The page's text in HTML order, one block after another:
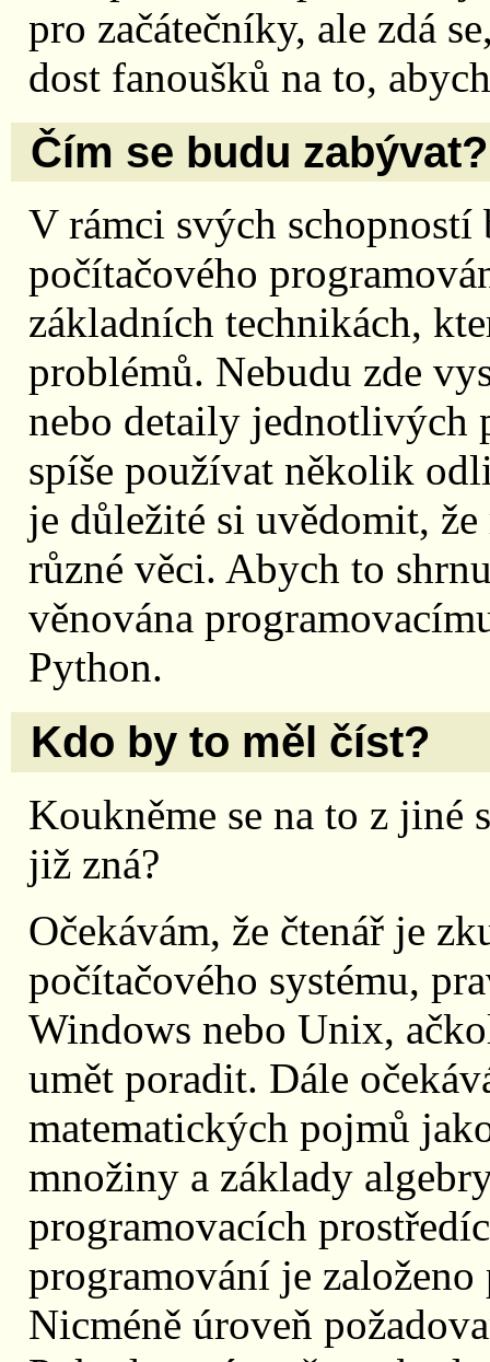
pro začátečníky, ale zdá
dost fanoušků na to,
Čím se budu zabývat?
V rámci svých
počítačového
základních technikách,
problémů. Nebudu zde
nebo detaily jednotlivých
spíše používat několik
je důležité si uvědomit,
různé věci. Abych to
věnována
Python.
Kdo by to měl číst?
Koukněme se na to z jiné
již zná?
Očekávám, že čtenář je
počítačového systému,
Windows nebo Unix,
umět poradit. Dále
matematických pojmů
množiny a základy
programovacích
programování je
Nicméně úroveň